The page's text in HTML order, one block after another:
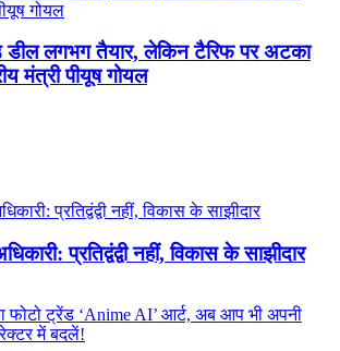
डील लगभग तैयार, लेकिन टैरिफ पर अटका
मंत्री पीयूष गोयल
प्रतिद्वंद्वी नहीं, विकास के साझीदार